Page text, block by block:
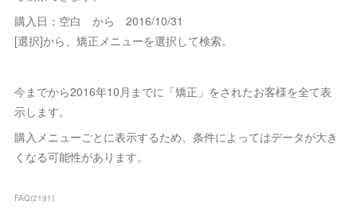
購入日：空白 から 2016/10/31
[選択]から、矯正メニューを選択して検索。
今までから2016年10月までに「矯正」をされたお客様を全て表
示します。
購入メニューごとに表示するため、条件によってはデータが大き
くなる可能性があります。
FAQ(2191)